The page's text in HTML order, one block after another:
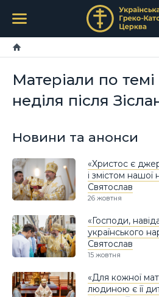
Матеріали по темі
неділя після
Новини та анонси
«Христос є
і змістом
Святослав
26 жовтня
«Господи,
українського
Святослав
15 жовтня
«Для кожної
людиною є її